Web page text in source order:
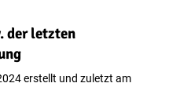
der letzten
erstellt und zuletzt am